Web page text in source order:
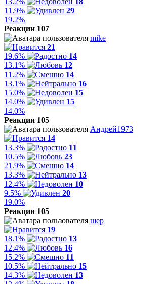
11.9%
29
19.2%
Реакции 107
mike
21
19.6%
14
13.1%
12
11.2%
14
13.1%
16
15.0%
15
14.0%
15
14.0%
Реакции 105
Андрей1973
14
13.3%
11
10.5%
23
21.9%
14
13.3%
13
12.4%
10
9.5%
20
19.0%
Реакции 105
шер
19
18.1%
13
12.4%
16
15.2%
11
10.5%
15
14.3%
13